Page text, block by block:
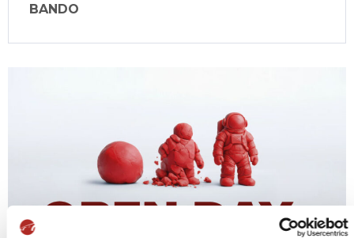
BANDO